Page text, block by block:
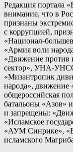
Редакция
внимание, что в
признаны
с коррупцией,
«Национал-
«Армия воли
«Движение против
сектор», УНА-
«Мизантропик
народа», движение
общероссийская
батальоны «Азов»
и запрещены:
«Исламское
«АУМ Синрике»,
исламского